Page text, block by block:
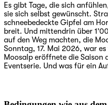
Es gibt Tage, die sich
sie sich selbst gewünscht.
schneebedeckte Gipfel am
breit. Und mittendrin über
auf den Weg machten, die
Sonntag, 17. Mai 2026, war
Moosalp eröffnete die Saison
Eventserie. Und was für ein